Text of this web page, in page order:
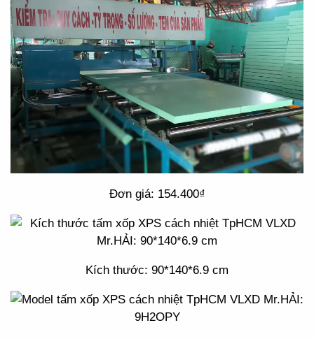
Đơn giá: 154.400₫
Kích thước: 90*140*6.9 cm